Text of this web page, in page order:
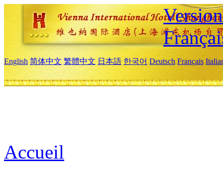
English 简体中文 繁體中文 日本語 한국어 Deutsch Français
Accueil